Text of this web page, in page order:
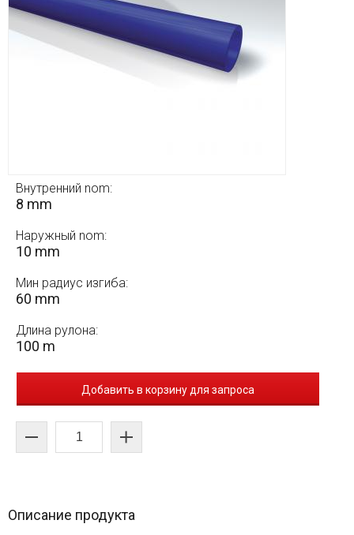
Внутренний nom:
8 mm
Наружный nom:
10 mm
Мин радиус изгиба:
60 mm
Длина рулона:
100 m
Добавить в корзину для запроса
Описание продукта